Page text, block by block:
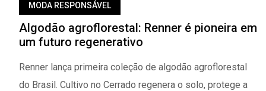
MODA RESPONSÁVEL
Algodão agroflorestal: Renner é pioneira em
um futuro regenerativo
Renner lança primeira coleção de algodão agroflorestal
do Brasil. Cultivo no Cerrado regenera o solo, protege a